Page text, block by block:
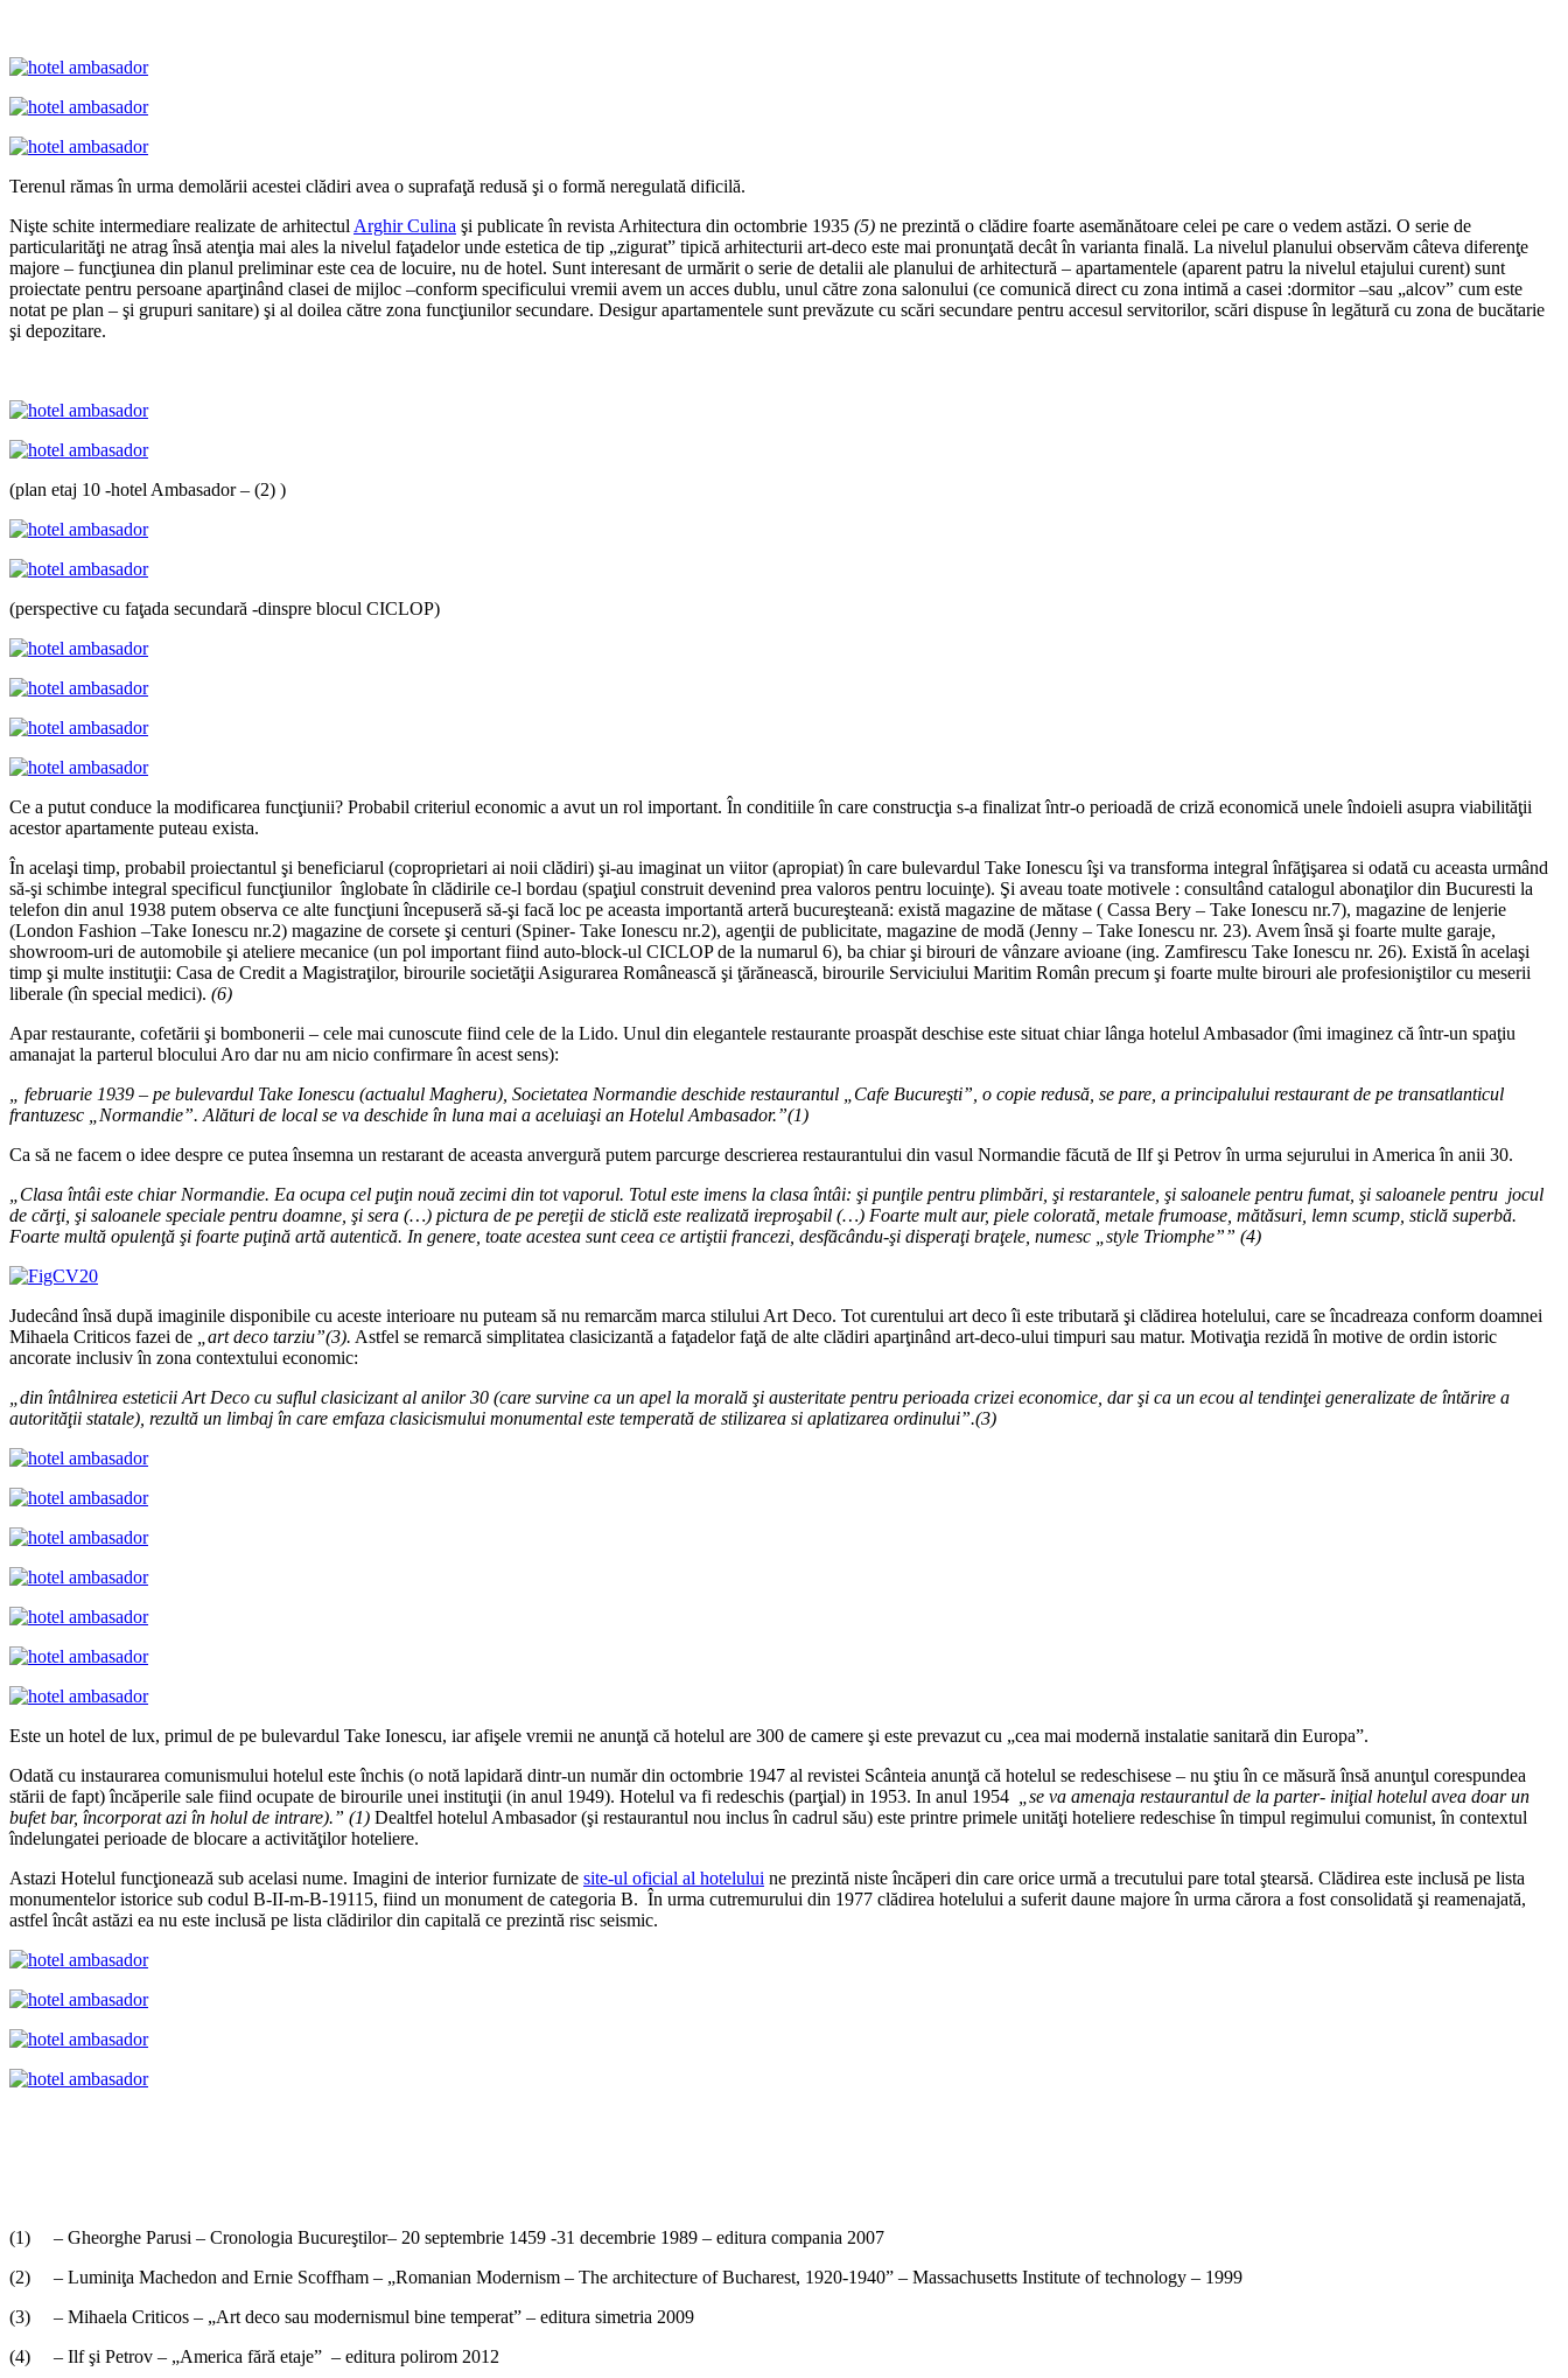
Terenul rămas în urma demolării acestei clădiri avea o suprafaţă redusă şi o formă neregulată dificilă.
Nişte schite intermediare realizate de arhitectulArghir Culina şi publicate în revista Arhitectura din octombrie 1935 (5) ne prezintă o clădire foarte asemănătoare celei pe care o vedem astăzi. O serie de
particularităţi ne atrag însă atenţia mai ales la nivelul faţadelor unde estetica de tip „zigurat” tipică arhitecturii art-deco este mai pronunţată decât în varianta finală. La nivelul planului observăm câteva diferenţe
majore – funcţiunea din planul preliminar este cea de locuire, nu de hotel. Sunt interesant de urmărit o serie de detalii ale planului de arhitectură – apartamentele (aparent patru la nivelul etajului curent) sunt
proiectate pentru persoane aparţinând clasei de mijloc –conform specificului vremii avem un acces dublu, unul către zona salonului (ce comunică direct cu zona intimă a casei :dormitor –sau „alcov” cum este
notat pe plan – şi grupuri sanitare) şi al doilea către zona funcţiunilor secundare. Desigur apartamentele sunt prevăzute cu scări secundare pentru accesul servitorilor, scări dispuse în legătură cu zona de bucătarie
şi depozitare.
(plan etaj 10 -hotel Ambasador – (2) )
(perspective cu faţada secundară -dinspre blocul CICLOP)
Ce a putut conduce la modificarea funcţiunii? Probabil criteriul economic a avut un rol important. În conditiile în care construcţia s-a finalizat într-o perioadă de criză economică unele îndoieli asupra viabilităţii
acestor apartamente puteau exista.
În acelaşi timp, probabil proiectantul şi beneficiarul (coproprietari ai noii clădiri) şi-au imaginat un viitor (apropiat) în care bulevardul Take Ionescu îşi va transforma integral înfăţişarea si odată cu aceasta urmând
să-şi schimbe integral specificul funcţiunilor înglobate în clădirile ce-l bordau (spaţiul construit devenind prea valoros pentru locuinţe). Şi aveau toate motivele : consultând catalogul abonaţilor din Bucuresti la
telefon din anul 1938 putem observa ce alte funcţiuni începuseră să-şi facă loc pe aceasta importantă arteră bucureşteană: există magazine de mătase ( Cassa Bery – Take Ionescu nr.7), magazine de lenjerie
(London Fashion –Take Ionescu nr.2) magazine de corsete şi centuri (Spiner- Take Ionescu nr.2), agenţii de publicitate, magazine de modă (Jenny – Take Ionescu nr. 23). Avem însă şi foarte multe garaje,
showroom-uri de automobile şi ateliere mecanice (un pol important fiind auto-block-ul CICLOP de la numarul 6), ba chiar şi birouri de vânzare avioane (ing. Zamfirescu Take Ionescu nr. 26). Există în acelaşi
timp şi multe instituţii: Casa de Credit a Magistraţilor, birourile societăţii Asigurarea Românească şi ţărănească, birourile Serviciului Maritim Român precum şi foarte multe birouri ale profesioniştilor cu meserii
liberale (în special medici). (6)
Apar restaurante, cofetării şi bombonerii – cele mai cunoscute fiind cele de la Lido. Unul din elegantele restaurante proaspăt deschise este situat chiar lânga hotelul Ambasador (îmi imaginez că într-un spaţiu
amanajat la parterul blocului Aro dar nu am nicio confirmare în acest sens):
„ februarie 1939 – pe bulevardul Take Ionescu (actualul Magheru), Societatea Normandie deschide restaurantul „Cafe Bucureşti”, o copie redusă, se pare, a principalului restaurant de pe transatlanticul
frantuzesc „Normandie”. Alături de local se va deschide în luna mai a aceluiaşi an Hotelul Ambasador.”(1)
Ca să ne facem o idee despre ce putea însemna un restarant de aceasta anvergură putem parcurge descrierea restaurantului din vasul Normandie făcută de Ilf şi Petrov în urma sejurului in America în anii 30.
„Clasa întâi este chiar Normandie. Ea ocupa cel puţin nouă zecimi din tot vaporul. Totul este imens la clasa întâi: şi punţile pentru plimbări, şi restarantele, şi saloanele pentru fumat, şi saloanele pentru jocul
de cărţi, şi saloanele speciale pentru doamne, şi sera (…) pictura de pe pereţii de sticlă este realizată ireproşabil (…) Foarte mult aur, piele colorată, metale frumoase, mătăsuri, lemn scump, sticlă superbă.
Foarte multă opulenţă şi foarte puţină artă autentică. In genere, toate acestea sunt ceea ce artiştii francezi, desfăcându-şi disperaţi braţele, numesc „style Triomphe”” (4)
Judecând însă după imaginile disponibile cu aceste interioare nu puteam să nu remarcăm marca stilului Art Deco. Tot curentului art deco îi este tributară şi clădirea hotelului, care se încadreaza conform doamnei
Mihaela Criticos fazei de „art deco tarziu”(3). Astfel se remarcă simplitatea clasicizantă a faţadelor faţă de alte clădiri aparţinând art-deco-ului timpuri sau matur. Motivaţia rezidă în motive de ordin istoric
ancorate inclusiv în zona contextului economic:
„din întâlnirea esteticii Art Deco cu suflul clasicizant al anilor 30 (care survine ca un apel la morală şi austeritate pentru perioada crizei economice, darşi ca un ecou al tendinţei generalizate de întărire a
autorităţii statale), rezultă un limbaj în care emfaza clasicismului monumental este temperată de stilizarea si aplatizarea ordinului”.(3)
Este un hotel de lux, primul de pe bulevardul Take Ionescu, iar afişele vremii ne anunţă că hotelul are 300 de camere şi este prevazut cu „cea mai modernă instalatie sanitară din Europa”.
Odată cu instaurarea comunismului hotelul este închis (o notă lapidară dintr-un număr din octombrie 1947 al revistei Scânteia anunţă că hotelul se redeschisese – nu ştiu în ce măsură însă anunţul corespundea
stării de fapt) încăperile sale fiind ocupate de birourile unei instituţii (in anul 1949). Hotelul va fi redeschis (parţial) in 1953. In anul 1954 „se va amenaja restaurantul de la parter- iniţial hotelul avea doar un
bufet bar, încorporat azi în holul de intrare).” (1) Dealtfel hotelul Ambasador (şi restaurantul nou inclus în cadrul său) este printre primele unităţi hoteliere redeschise în timpul regimului comunist, în contextul
îndelungatei perioade de blocare a activităţilor hoteliere.
Astazi Hotelul funcţionează sub acelasi nume. Imagini de interior furnizate de site-ul oficial al hotelului ne prezintă niste încăperi din care orice urmă a trecutului pare total ştearsă. Clădirea este inclusă pe lista
monumentelor istorice sub codul B-II-m-B-19115, fiind un monument de categoria B. În urma cutremurului din 1977 clădirea hotelului a suferit daune majore în urma cărora a fost consolidată şi reamenajată,
astfel încât astăzi ea nu este inclusă pe lista clădirilor din capitală ce prezintă risc seismic.
(1) – Gheorghe Parusi – Cronologia Bucureştilor– 20 septembrie 1459 -31 decembrie 1989 – editura compania 2007
(2) – Luminiţa Machedon and Ernie Scoffham – „Romanian Modernism – The architecture of Bucharest, 1920-1940” – Massachusetts Institute of technology – 1999
(3) – Mihaela Criticos – „Art deco sau modernismul bine temperat” – editura simetria 2009
(4) – Ilf şi Petrov – „America fără etaje” – editura polirom 2012